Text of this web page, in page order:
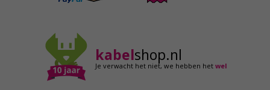
kabelshop.nl
Je verwacht het niet,we hebben hetwel